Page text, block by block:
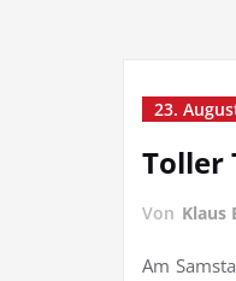
23.
Toller
Von Klaus
Am